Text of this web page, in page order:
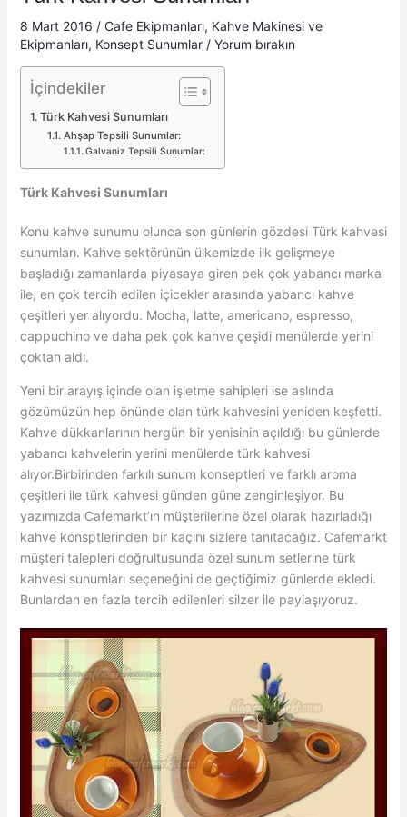
8 Mart 2016 / Cafe Ekipmanları, Kahve Makinesi ve
Ekipmanları, Konsept Sunumlar/ Yorum bırakın
İçindekiler
Türk Kahvesi Sunumları
Ahşap Tepsili Sunumlar:
Galvaniz Tepsili Sunumlar:
Türk Kahvesi Sunumları
Konu kahve sunumu olunca son günlerin gözdesi Türk kahvesi
sunumları. Kahve sektörünün ülkemizde ilk gelişmeye
başladığı zamanlarda piyasaya giren pek çok yabancı marka
ile, en çok tercih edilen içicekler arasında yabancı kahve
çeşitleri yer alıyordu. Mocha, latte, americano, espresso,
cappuchino ve daha pek çok kahve çeşidi menülerde yerini
çoktan aldı.
Yeni bir arayış içinde olan işletme sahipleri ise aslında
gözümüzün hep önünde olan türk kahvesini yeniden keşfetti.
Kahve dükkanlarının hergün bir yenisinin açıldığı bu günlerde
yabancı kahvelerin yerini menülerde türk kahvesi
alıyor.Birbirinden farkılı sunum konseptleri ve farklı aroma
çeşitleri ile türk kahvesi günden güne zenginleşiyor. Bu
yazımızda Cafemarkt’ın müşterilerine özel olarak hazırladığı
kahve konsptlerinden bir kaçını sizlere tanıtacağız. Cafemarkt
müşteri talepleri doğrultusunda özel sunum setlerine türk
kahvesi sunumları seçeneğini de geçtiğimiz günlerde ekledi.
Bunlardan en fazla tercih edilenleri silzer ile paylaşıyoruz.